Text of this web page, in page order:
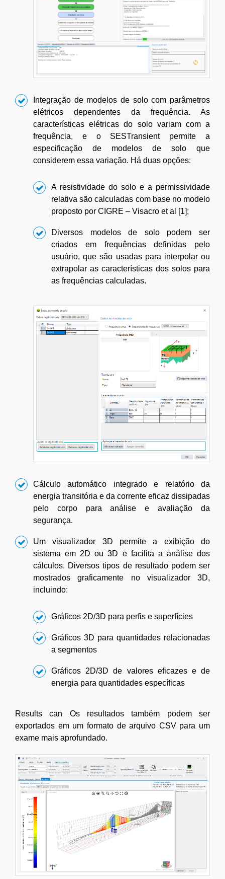
Integração de modelos de solo com parâmetros
elétricos dependentes da frequência. As
características elétricas do solo variam com a
frequência, e o SESTransient permite a
especificação de modelos de solo que
considerem essa variação. Há duas opções:
A resistividade do solo e a permissividade
relativa são calculadas com base no modelo
proposto por CIGRE – Visacro et al [1];
Diversos modelos de solo podem ser
criados em frequências definidas pelo
usuário, que são usadas para interpolar ou
extrapolar as características dos solos para
as frequências calculadas.
Cálculo automático integrado e relatório da
energia transitória e da corrente eficaz dissipadas
pelo corpo para análise e avaliação da
segurança.
Um visualizador 3D permite a exibição do
sistema em 2D ou 3D e facilita a análise dos
cálculos. Diversos tipos de resultado podem ser
mostrados graficamente no visualizador 3D,
incluindo:
Gráficos 2D/3D para perfis e superfícies
Gráficos 3D para quantidades relacionadas
a segmentos
Gráficos 2D/3D de valores eficazes e de
energia para quantidades específicas
Results can Os resultados também podem ser
exportados em um formato de arquivo CSV para um
exame mais aprofundado.